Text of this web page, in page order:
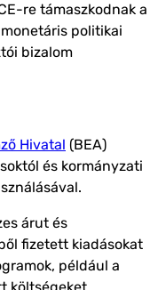
re támaszkodnak a
politikai
bizalom
Hivatal (BEA)
és kormányzati
árut és
fizetett kiadásokat
például a